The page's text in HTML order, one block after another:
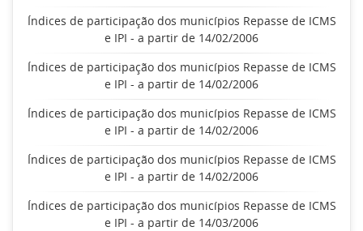
Índices de participação dos municípios Repasse de ICMS
e IPI - a partir de 14/02/2006
Índices de participação dos municípios Repasse de ICMS
e IPI - a partir de 14/02/2006
Índices de participação dos municípios Repasse de ICMS
e IPI - a partir de 14/02/2006
Índices de participação dos municípios Repasse de ICMS
e IPI - a partir de 14/02/2006
Índices de participação dos municípios Repasse de ICMS
e IPI - a partir de 14/03/2006